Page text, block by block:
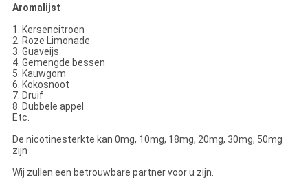
Aromalijst
1. Kersencitroen
2. Roze Limonade
3. Guaveijs
4. Gemengde bessen
5. Kauwgom
6. Kokosnoot
7. Druif
8. Dubbele appel
Etc.
De nicotinesterkte kan 0mg, 10mg, 18mg, 20mg, 30mg, 50mg
zijn
Wij zullen een betrouwbare partner voor u zijn.